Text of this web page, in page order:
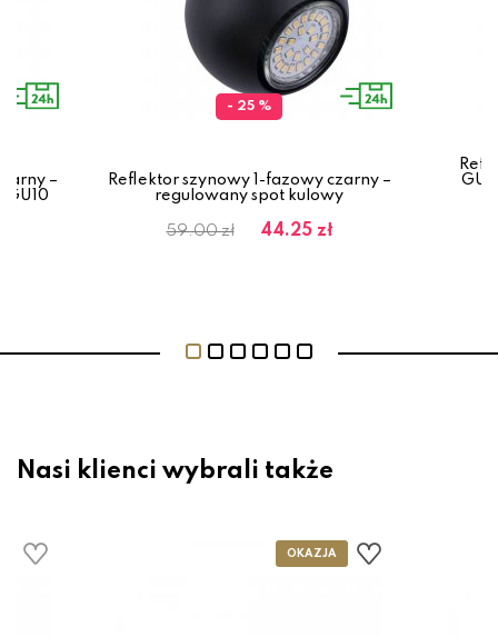
–
- 25 %
Reflektor szynowy 1-fazowy czarny –
regulowany spot kulowy
59.00 zł 44.25 zł
Nasi klienci wybrali także